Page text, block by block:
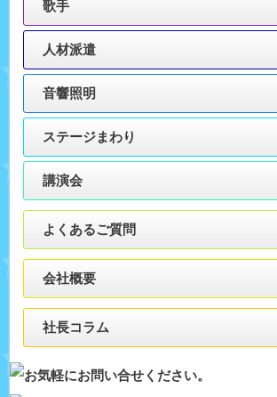
歌手
人材派遣
音響照明
ステージまわり
講演会
よくあるご質問
会社概要
社長コラム